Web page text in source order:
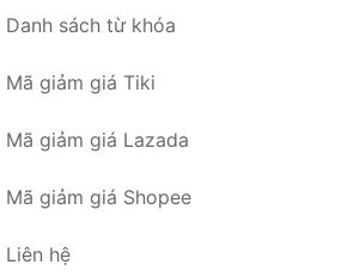
Danh sách từ khóa
Mã giảm giá Tiki
Mã giảm giá Lazada
Mã giảm giá Shopee
Liên hệ